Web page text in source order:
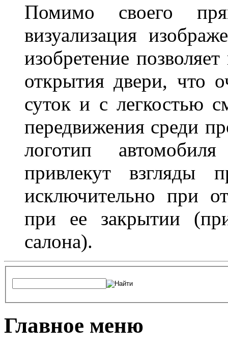
Помимо своего
визуализация
изобретение
открытия двери, что
суток и с легкостью
передвижения среди
логотип
привлекут взгляды
исключительно при
при ее закрытии
салона).
Главное меню